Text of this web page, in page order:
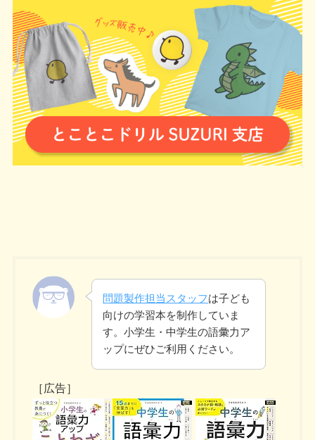
問題製作担当スタッフは子ども
向けの学習本を制作していま
す。小学生・中学生の語彙力ア
ップにぜひご利用ください。
［広告］